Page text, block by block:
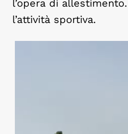
l’opera di
l’attività sportiva.